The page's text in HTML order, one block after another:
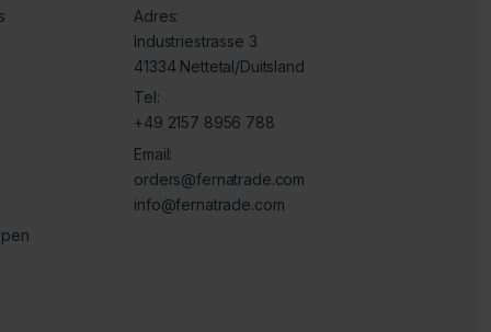
Adres:
Industriestrasse 3
41334 Nettetal/Duitsland
Tel:
+49 2157 8956 788
Email:
orders@fernatrade.com
info@fernatrade.com